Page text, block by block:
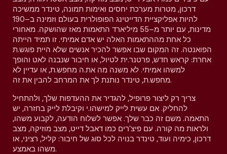
דרכון, מטרות מערכת יחסים ואימות תמונה, טינדר ממשיכה
להיות אפליקציית הדייטינג הפופולרית בעולם וזמינה ב–190
מדינות, עם יותר מ–55 מיליארד התאמות מאז שהושקה. מאחורי
כל אחת מההתאמות האלה יש אדם אמיתי. זו תמיד הייתה
הפואנטה. זה המקום שבו אפשר להכיר אנשים שלא היית פוגש.ת
אחרת: קראש חדש, פרטנר.ית לטיול, או חיבור שנבנה לאט והופך
למשהו אמיתי. לא משנה מה את.ה מחפש.ת, או עדיין לא
מחפש.ת, טינדר נותנת לך את המרחב להבין את זה.
צריך רק ליצור פרופיל, להגדיר את ההעדפות שלך, ולהתחיל
להחליק. אם עשית לייק למישהו.י וקיבלת לייק בחזרה, יש
התאמה. משם זה כבר שלך. אפשר לשלוח הודעה, לקבוע משהו,
ולראות מה קורה. עם פיצ'רים כמו דאבל דייט, מצב מוזיקה, מצב
דרכון, כימיה ועוד, טינדר בנויה לכל סוג של חיבור: קליל, רציני, או
משהו באמצע.